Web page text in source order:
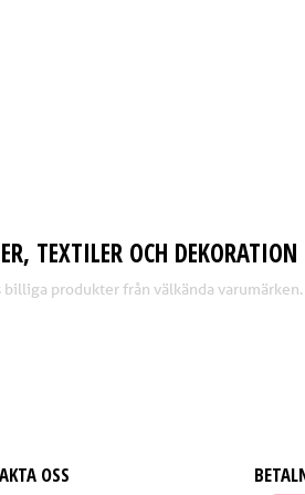
TEXTILER OCH DEKORATION
billiga produkter från välkända varumärken.
OSS